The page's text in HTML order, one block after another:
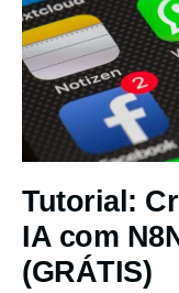
Tutorial:
IA com
(GRÁTIS)